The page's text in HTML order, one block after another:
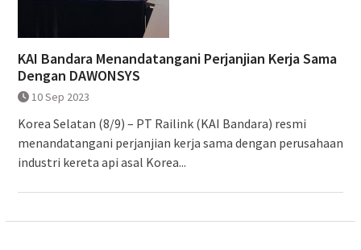
KAI Bandara Menandatangani Perjanjian Kerja Sama
Dengan DAWONSYS
10 Sep 2023
Korea Selatan (8/9) – PT Railink (KAI Bandara) resmi
menandatangani perjanjian kerja sama dengan perusahaan
industri kereta api asal Korea...